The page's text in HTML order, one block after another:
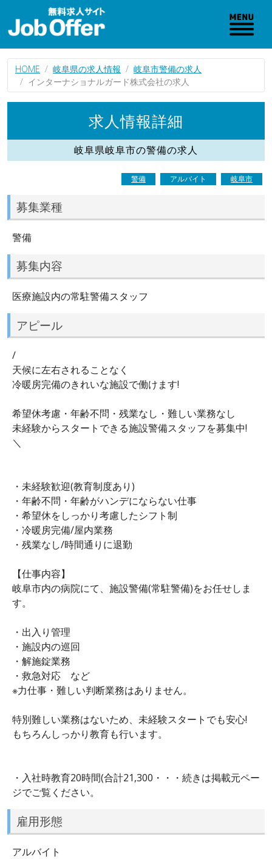
HOME 岐阜県の求人情報
岐阜市警備の求人
インターナショナルガード株式会社の求人
求人情報詳細
岐阜県岐阜市の警備の求人
警備 アルバイト 岐阜市
募集業種
警備
募集内容
医療施設内の常駐警備スタッフ
アピール
/
天候に左右されることなく
冷暖房完備のきれいな施設で働けます!
希望休考慮・年齢不問・残業なし・難しい業務なし
未経験からスタートできる施設警備スタッフを募集中!
＼
・未経験歓迎(教育制度あり)
・年齢不問・年齢がハンデにならない仕事
・希望休をしっかり考慮したシフト制
・冷暖房完備/屋内業務
・残業なし/時間通りに退勤
【仕事内容】
岐阜市内の病院にて、施設警備(常駐警備)をお任せしま
す。
・出入り管理
・施設内の巡回
・解施錠業務
・救急対応 など
※力仕事・難しい判断業務はありません。
特別難しい業務はないため、未経験スタートでも安心!
もちろんしっかり教育も行います。
・入社時教育20時間(合計21,300・・・続きは掲載元ペー
ジでご覧ください。
雇用形態
アルバイト